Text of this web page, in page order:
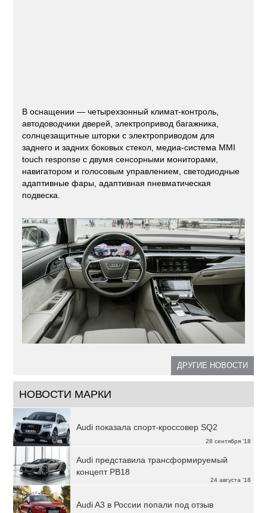
В оснащении — четырехзонный климат-контроль,
автодоводчики дверей, электропривод багажника,
солнцезащитные шторки с электроприводом для
заднего и задних боковых стекол, медиа-система MMI
touch response с двумя сенсорными мониторами,
навигатором и голосовым управлением, светодиодные
адаптивные фары, адаптивная пневматическая
подвеска.
ДРУГИЕ НОВОСТИ
НОВОСТИ МАРКИ
28 сентября '18
Audi показала спорт-кроссовер SQ2
24 августа '18
Audi представила трансформируемый
концепт PB18
Audi A3 в России попали под отзыв